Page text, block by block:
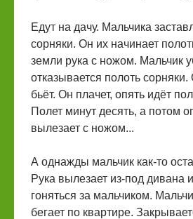
Едут на дачу. Мальчика
сорняки. Он их начинает
земли рука с ножом. Мальчик
отказывается полоть
бьёт. Он плачет, опять идёт
Полет минут десять, а потом
вылезает с ножом...
А однажды мальчик как-то
Рука вылезает из-под дивана
гоняться за мальчиком.
бегает по квартире.